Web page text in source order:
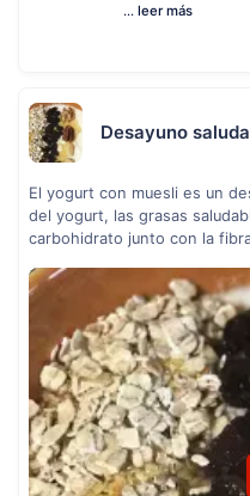
... leer más
Desayuno
El yogurt con muesli es un
del yogurt, las grasas
carbohidrato junto con la